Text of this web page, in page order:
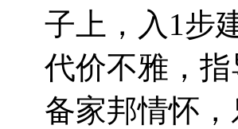
子上，入1步
代价不雅，
备家邦情怀